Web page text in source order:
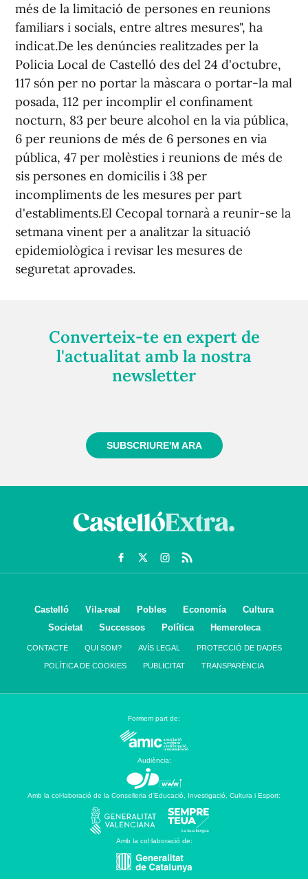
més de la limitació de persones en reunions
familiars i socials, entre altres mesures", ha
indicat.De les denúncies realitzades per la
Policia Local de Castelló des del 24 d'octubre,
117 són per no portar la màscara o portar-la mal
posada, 112 per incomplir el confinament
nocturn, 83 per beure alcohol en la via pública,
6 per reunions de més de 6 persones en via
pública, 47 per molèsties i reunions de més de
sis persones en domicilis i 38 per
incompliments de les mesures per part
d'establiments.El Cecopal tornarà a reunir-se la
setmana vinent per a analitzar la situació
epidemiològica i revisar les mesures de
seguretat aprovades.
Converteix-te en expert de
l'actualitat amb la nostra
newsletter
SUBSCRIURE'M ARA
Castelló Vila-real Pobles Economía
Cultura
Societat
Successos Política Hemeroteca
CONTACTE QUI SOM? AVÍS LEGAL PROTECCIÓ DE DADES
POLÍTICA DE COOKIES PUBLICITAT TRANSPARÈNCIA
Formem part de:
Audiència:
Amb la col·laboració de la Conselleria d’Educació, Investigació, Cultura i Esport:
Amb la col·laboració de: